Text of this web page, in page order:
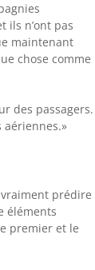
ils n’ont pas
maintenant
chose comme
des passagers.
prédire
éléments
premier et le